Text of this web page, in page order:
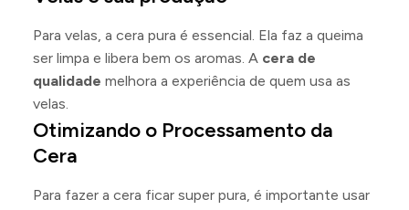
Para velas, a cera pura é essencial. Ela faz a queima
ser limpa e libera bem os aromas. A cera de
qualidade melhora a experiência de quem usa as
velas.
Otimizando o Processamento da
Cera
Para fazer a cera ficar super pura, é importante usar